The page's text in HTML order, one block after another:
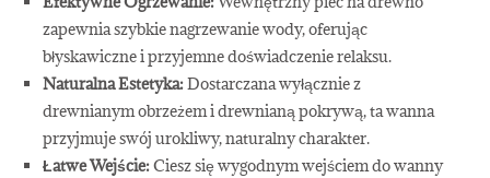
zapewnia szybkie nagrzewanie wody, oferując
błyskawiczne i przyjemne doświadczenie relaksu.
Naturalna Estetyka:Dostarczana wyłącznie z
drewnianym obrzeżem i drewnianą pokrywą, ta wanna
przyjmuje swój urokliwy, naturalny charakter.
Łatwe Wejście:Ciesz się wygodnym wejściem do wanny